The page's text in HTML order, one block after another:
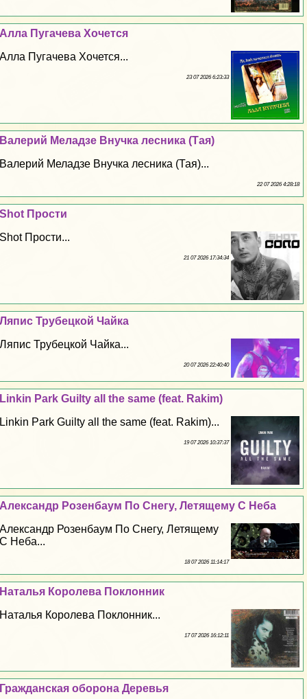
Алла Пугачева Хочется
Алла Пугачева Хочется...
23 07 2026 6:23:33
Валерий Меладзе Внучка лесника (Тая)
Валерий Меладзе Внучка лесника (Тая)...
22 07 2026 4:28:18
Shot Прости
Shot Прости...
21 07 2026 17:34:34
Ляпис Трубецкой Чайка
Ляпис Трубецкой Чайка...
20 07 2026 22:40:40
Linkin Park Guilty all the same (feat. Rakim)
Linkin Park Guilty all the same (feat. Rakim)...
19 07 2026 10:37:37
Александр Розенбаум По Снегу, Летящему С Неба
Александр Розенбаум По Снегу, Летящему
С Неба...
18 07 2026 11:14:17
Наталья Королева Поклонник
Наталья Королева Поклонник...
17 07 2026 16:12:11
Гражданская оборона Деревья